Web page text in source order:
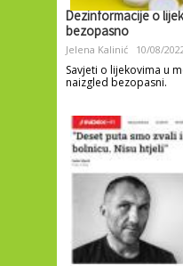
Dezinformacije o
bezopasno
Jelena Kalinić 10/08/
Savjeti o lijekovima u
naizgled bezopasni.